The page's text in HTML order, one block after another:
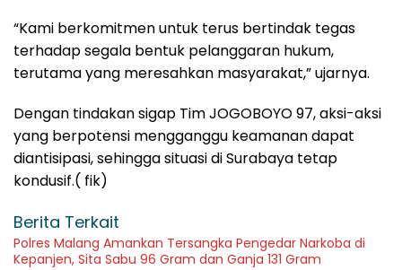
“Kami berkomitmen untuk terus bertindak tegas
terhadap segala bentuk pelanggaran hukum,
terutama yang meresahkan masyarakat,” ujarnya.
Dengan tindakan sigap Tim JOGOBOYO 97, aksi-aksi
yang berpotensi mengganggu keamanan dapat
diantisipasi, sehingga situasi di Surabaya tetap
kondusif.( fik)
Berita Terkait
Polres Malang Amankan Tersangka Pengedar Narkoba di
Kepanjen, Sita Sabu 96 Gram dan Ganja 131 Gram